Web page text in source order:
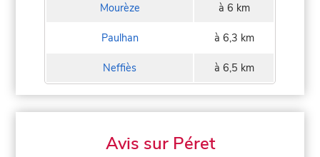
Mourèze à 6 km
Paulhan à 6,3 km
Neffiès à 6,5 km
Avis sur Péret